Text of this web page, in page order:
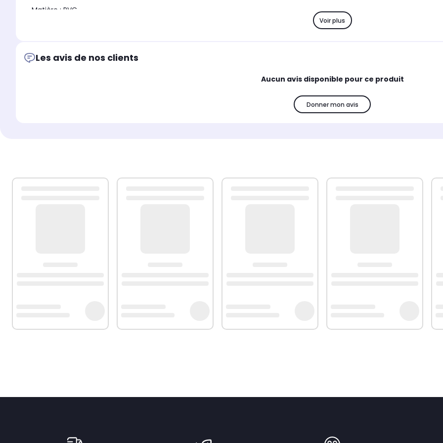
- Matière : PVC
Amusez-vous à rechercher vos personnages préférés. Le catalogue complet est incroyable !
Voir plus
Les avis de nos clients
Aucun avis disponible pour ce produit
Donner mon avis